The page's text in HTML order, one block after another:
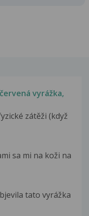
vyrážka,
zátěži (když
sa mi na koži na
tato vyrážka